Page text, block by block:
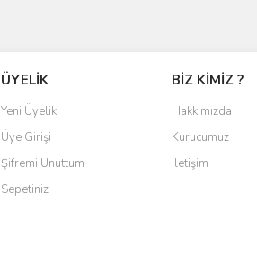
ÜYELİK
Yeni Üyelik
Üye Girişi
Şifremi Unuttum
Sepetiniz
BİZ KİMİZ ?
Hakkımızda
Kurucumuz
İletişim